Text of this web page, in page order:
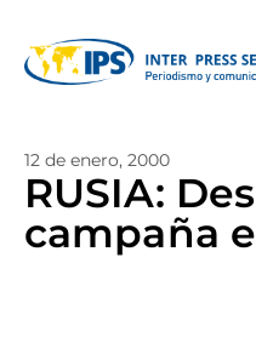
12 de enero, 2000
RUSIA:
campaña